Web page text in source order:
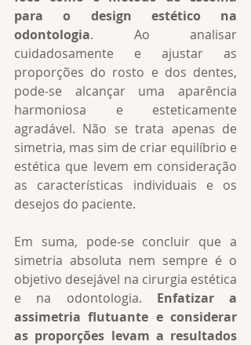
para o design estético na
odontologia. Ao analisar
cuidadosamente e ajustar as
proporções do rosto e dos dentes,
pode-se alcançar uma aparência
harmoniosa e esteticamente
agradável. Não se trata apenas de
simetria, mas sim de criar equilíbrio e
estética que levem em consideração
as características individuais e os
desejos do paciente.
Em suma, pode-se concluir que a
simetria absoluta nem sempre é o
objetivo desejável na cirurgia estética
e na odontologia. Enfatizar a
assimetria flutuante e considerar
as proporções levam a resultados